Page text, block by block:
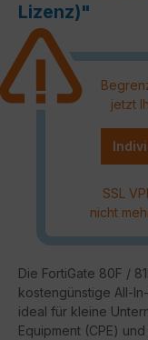
Lizenz)"
jetzt
SSL
nicht
Die FortiGate 80F /
kostengünstige All-
ideal für kleine
Equipment (CPE)